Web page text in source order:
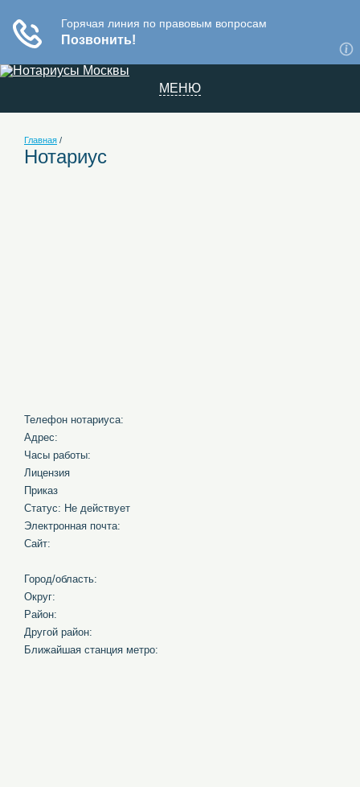
МЕНЮ
Главная /
Нотариус
Телефон нотариуса:
Адрес:
Часы работы:
Лицензия
Приказ
Статус: Не действует
Электронная почта:
Сайт:
Город/область:
Округ:
Район:
Другой район:
Ближайшая станция метро: